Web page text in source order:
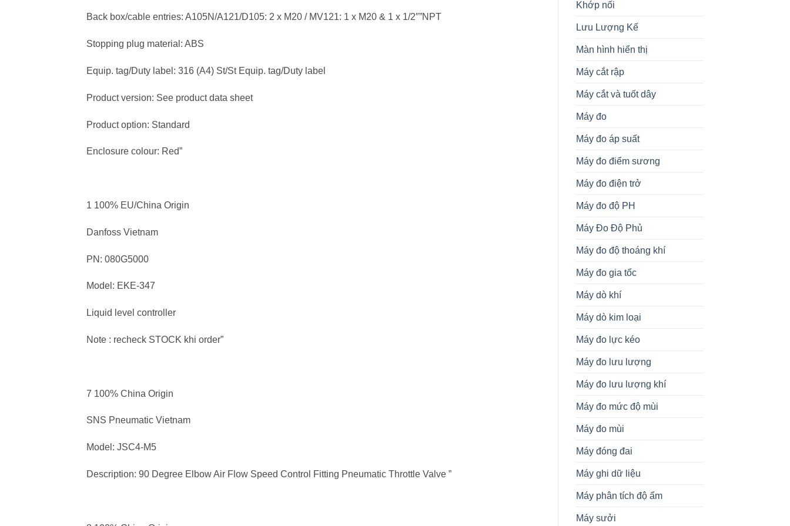
Khớp nối
Lưu Lượng Kế
Màn hình hiển thị
Máy cắt rập
Máy cắt và tuốt dây
Máy đo
Máy đo áp suất
Máy đo điểm sương
Máy đo điện trở
Máy đo độ PH
Máy Đo Độ Phủ
Máy đo độ thoáng khí
Máy đo gia tốc
Máy dò khí
Máy dò kim loại
Máy đo lực kéo
Máy đo lưu lượng
Máy đo lưu lượng khí
Máy đo mức độ mùi
Máy đo mùi
Máy đóng đai
Máy ghi dữ liệu
Máy phân tích độ ẩm
Máy sưởi
Back box/cable entries: A105N/A121/D105: 2 x M20 / MV121: 1 x M20 & 1 x 1/2″”NPT
Stopping plug material: ABS
Equip. tag/Duty label: 316 (A4) St/St Equip. tag/Duty label
Product version: See product data sheet
Product option: Standard
Enclosure colour: Red”
1 100% EU/China Origin
Danfoss Vietnam
PN: 080G5000
Model: EKE-347
Liquid level controller
Note : recheck STOCK khi order”
7 100% China Origin
SNS Pneumatic Vietnam
Model: JSC4-M5
Description: 90 Degree Elbow Air Flow Speed Control Fitting Pneumatic Throttle Valve ”